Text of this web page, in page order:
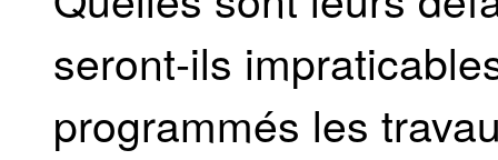
seront-ils
programmés les